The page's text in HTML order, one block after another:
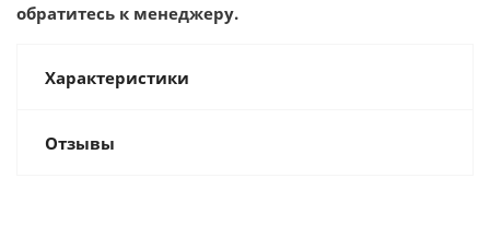
обратитесь к менеджеру.
Характеристики
Отзывы